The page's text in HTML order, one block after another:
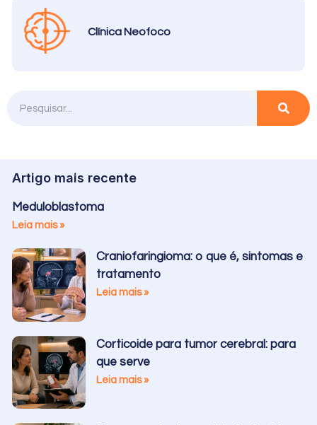
Clínica Neofoco
Artigo mais recente
Meduloblastoma
Leia mais »
Craniofaringioma: o que é, sintomas e
tratamento
Leia mais »
Corticoide para tumor cerebral: para
que serve
Leia mais »